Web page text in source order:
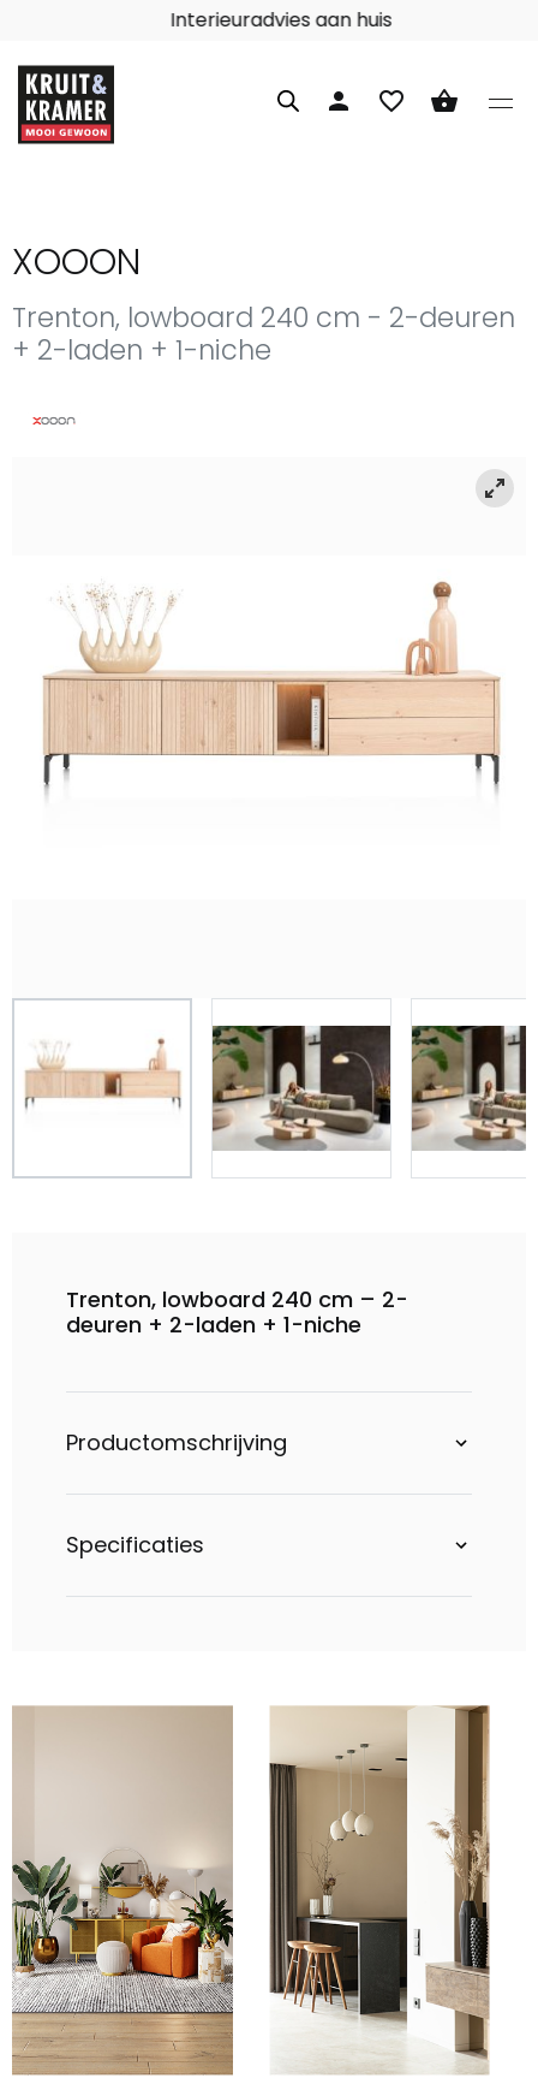
Interieuradvies aan huis
person favorite_border shopping_basket
XOOON
Trenton, lowboard 240 cm - 2-deuren
+ 2-laden + 1-niche
Trenton, lowboard 240 cm – 2-
deuren + 2-laden + 1-niche
Productomschrijving
Specificaties